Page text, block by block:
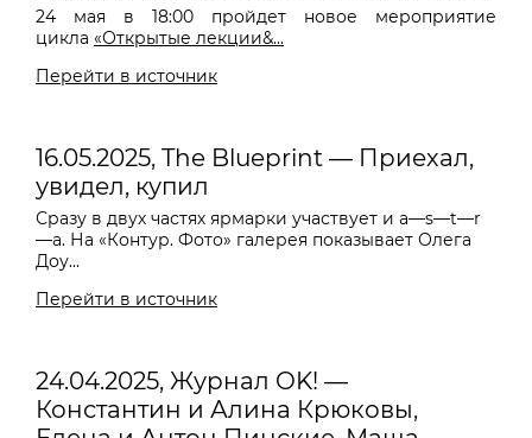
24 мая в 18:00 пройдет новое мероприятие
цикла «Открытые лекции&...
Перейти в источник
16.05.2025, The Blueprint — Приехал,
увидел, купил
Сразу в двух частях ярмарки участвует и a—s—t—r
—a. На «Контур. Фото» галерея показывает Олега
Доу...
Перейти в источник
24.04.2025, Журнал OK! —
Константин и Алина Крюковы,